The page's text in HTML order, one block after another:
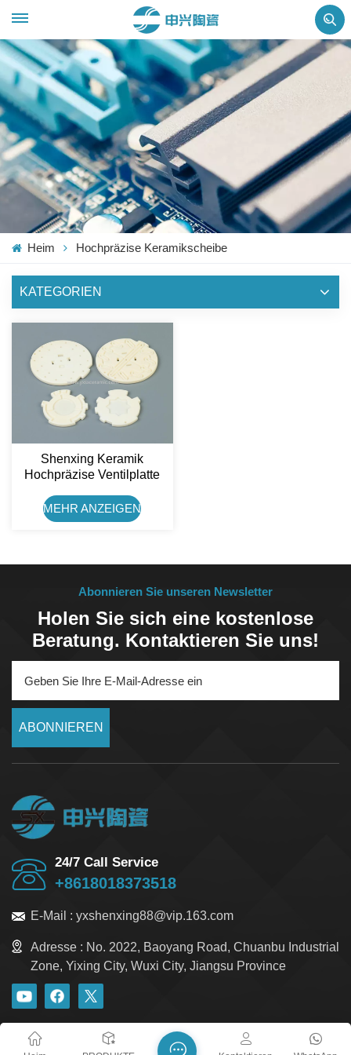
Heim Hochpräzise Keramikscheibe
KATEGORIEN
Shenxing Keramik
Hochpräzise Ventilplatte
Aluminiumoxidkeramik
MEHR ANZEIGEN
Abonnieren Sie unseren Newsletter
Holen Sie sich eine kostenlose
Beratung. Kontaktieren Sie uns!
ABONNIEREN
24/7 Call Service
+8618018373518
E-Mail : yxshenxing88@vip.163.com
Adresse : No. 2022, Baoyang Road, Chuanbu Industrial
Zone, Yixing City, Wuxi City, Jiangsu Province
Xml Datenschutzrichtlinie Sitemap